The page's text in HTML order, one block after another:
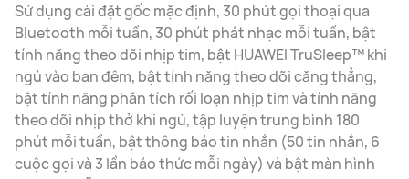
Sử dụng cài đặt gốc mặc định, 30 phút gọi thoại qua
Bluetooth mỗi tuần, 30 phút phát nhạc mỗi tuần, bật
tính năng theo dõi nhịp tim, bật HUAWEI TruSleep™ khi
ngủ vào ban đêm, bật tính năng theo dõi căng thẳng,
bật tính năng phân tích rối loạn nhịp tim và tính năng
theo dõi nhịp thở khi ngủ, tập luyện trung bình 180
phút mỗi tuần, bật thông báo tin nhắn (50 tin nhắn, 6
cuộc gọi và 3 lần báo thức mỗi ngày) và bật màn hình